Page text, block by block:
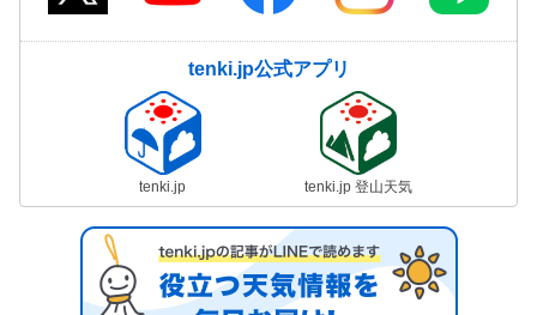
tenki.jp公式アプリ
tenki.jp tenki.jp 登山天気